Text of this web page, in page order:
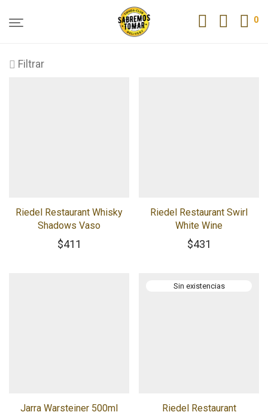
0
Filtrar
Riedel Restaurant Whisky
Shadows Vaso
$411
Riedel Restaurant Swirl
White Wine
$431
Jarra Warsteiner 500ml
Riedel Restaurant